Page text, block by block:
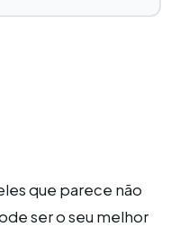
que parece não
ser o seu melhor